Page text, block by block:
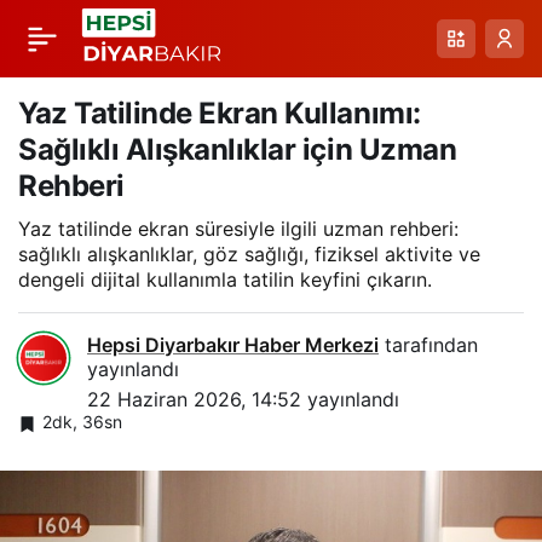
Yaz Tatilinde Ekran Kullanımı:
Sağlıklı Alışkanlıklar için Uzman
Rehberi
Yaz tatilinde ekran süresiyle ilgili uzman rehberi:
sağlıklı alışkanlıklar, göz sağlığı, fiziksel aktivite ve
dengeli dijital kullanımla tatilin keyfini çıkarın.
Hepsi Diyarbakır Haber Merkezi tarafından
yayınlandı
22 Haziran 2026, 14:52 yayınlandı
2dk, 36sn
Diyarbakır’da Gurur
Verici Sıcak Günlerde
Çocukların Serinleme
Anı
Paylaş